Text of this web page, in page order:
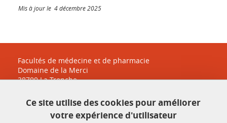
Mis à jour le 4 décembre 2025
Facultés de médecine et de pharmacie
Domaine de la Merci
38700 La Tronche
sante-accueil@univ-grenoble-alpes.fr
04 38 38 83 30
Ce site utilise des cookies pour améliorer
votre expérience d'utilisateur